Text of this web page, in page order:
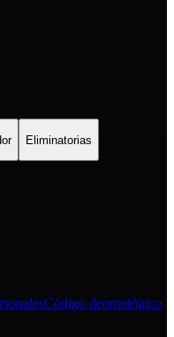
Eliminatorias
Código deontológico